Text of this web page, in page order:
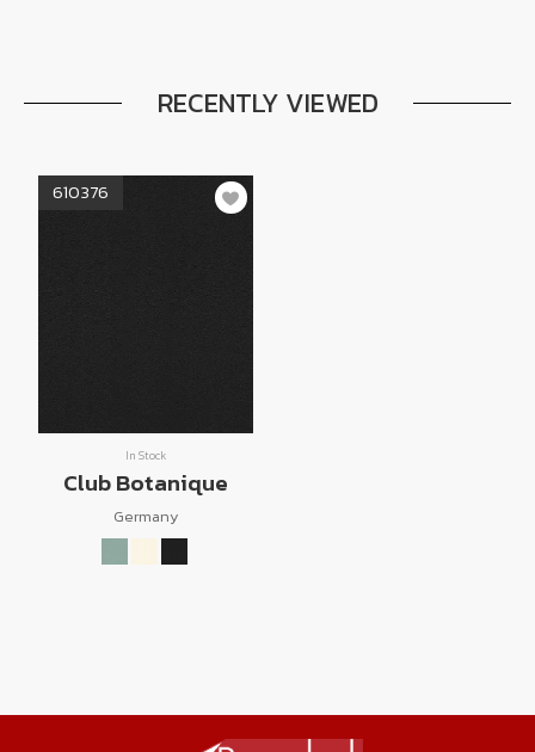
RECENTLY VIEWED
610376
In Stock
Club Botanique
Germany